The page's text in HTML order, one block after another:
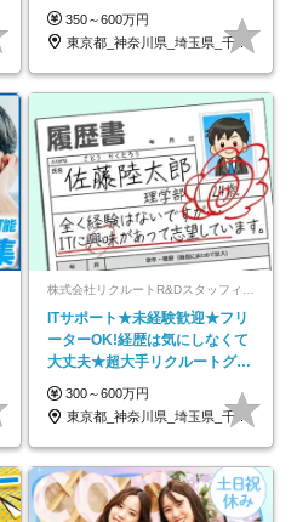
円可/p13
350～600万円
東京都_神奈川県_埼玉県_千葉県_大阪府…
ITサポート★未経験歓迎★フリ
ーターOK!経歴は気にしなくて
大丈夫★超大手リクルートグル
ープの正社員/sg
300～600万円
東京都_神奈川県_埼玉県_千葉県_大阪府…